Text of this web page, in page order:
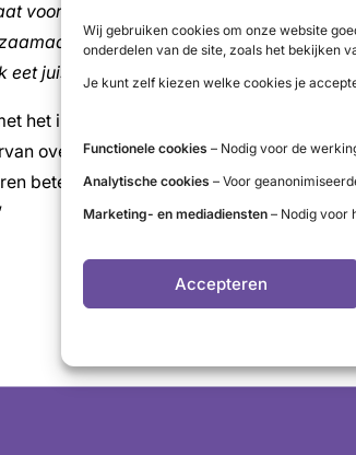
Wij gebruiken cookies om onze website
onderdelen van de site, zoals het bekijken
Je kunt zelf kiezen welke cookies je
Functionele cookies – Nodig voor de
Analytische cookies – Voor
Marketing- en mediadiensten – Nodig voor
Accepteren
voor mij voorop, maar complementaire
met het veranderen van zijn
eet juist meer zaden, groenten, fruit en
het innemen van een aantal
overtuigd dat dit mijn behandeling en
beter dan die van voor november